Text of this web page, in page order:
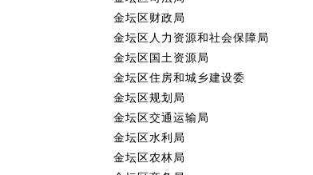
金坛区财政局
金坛区人力资源和社会保障局
金坛区国土资源局
金坛区住房和城乡建设委
金坛区规划局
金坛区交通运输局
金坛区水利局
金坛区农林局